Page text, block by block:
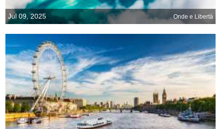
Jul 09, 2025 Onde e Libertà